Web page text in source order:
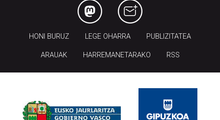
HONI BURUZ LEGE OHARRA PUBLIZITATEA
ARAUAK HARREMANETARAKO RSS